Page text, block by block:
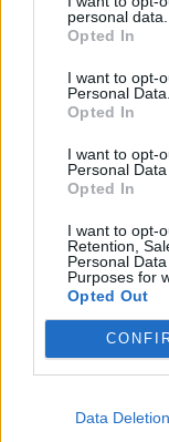
personal data.
Opted In
I want to opt-
Personal Data.
Opted In
I want to opt-
Personal
Opted In
I want to opt-
Retention,
Personal
Purposes for
Opted Out
Data Deletion
ΟΙΚΟΝΟΜΙΑ
PARAPOLITIKA
Καταργείται
μεταβιβάσεις
και